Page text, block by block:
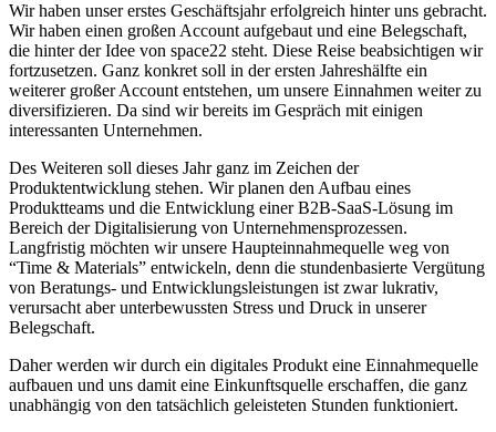
Wir haben unser erstes Geschäftsjahr erfolgreich hinter uns gebracht.
Wir haben einen großen Account aufgebaut und eine Belegschaft,
die hinter der Idee von space22 steht. Diese Reise beabsichtigen wir
fortzusetzen. Ganz konkret soll in der ersten Jahreshälfte ein
weiterer großer Account entstehen, um unsere Einnahmen weiter zu
diversifizieren. Da sind wir bereits im Gespräch mit einigen
interessanten Unternehmen.
Des Weiteren soll dieses Jahr ganz im Zeichen der
Produktentwicklung stehen. Wir planen den Aufbau eines
Produktteams und die Entwicklung einer B2B-SaaS-Lösung im
Bereich der Digitalisierung von Unternehmensprozessen.
Langfristig möchten wir unsere Haupteinnahmequelle weg von
“Time & Materials” entwickeln, denn die stundenbasierte Vergütung
von Beratungs- und Entwicklungsleistungen ist zwar lukrativ,
verursacht aber unterbewussten Stress und Druck in unserer
Belegschaft.
Daher werden wir durch ein digitales Produkt eine Einnahmequelle
aufbauen und uns damit eine Einkunftsquelle erschaffen, die ganz
unabhängig von den tatsächlich geleisteten Stunden funktioniert.